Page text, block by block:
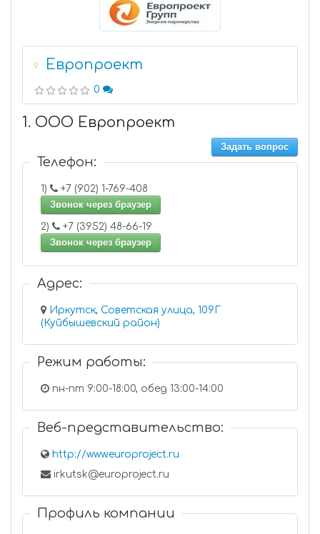
9 Европроект
0
1. ООО Европроект
Задать вопрос
Телефон:
1)
+7 (902) 1-769-408
Звонок через браузер
2)
+7 (3952) 48-66-19
Звонок через браузер
Адрес:
Иркутск, Советская улица, 109Г
(Куйбышевский район)
Режим работы:
пн-пт 9:00-18:00, обед 13:00-14:00
Веб-представительство:
http://www.europroject.ru
irkutsk@europroject.ru
Профиль компании